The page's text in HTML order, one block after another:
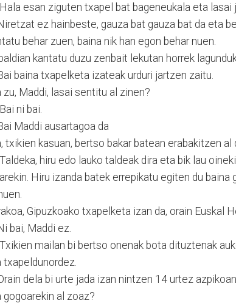
esan ziguten txapel bat bageneukala eta lasai
ez hainbeste, gauza bat gauza bat da eta
behar zuen, baina nik han egon behar nuen.
kantatu duzu zenbait lekutan horrek
baina txapelketa izateak urduri jartzen zaitu.
zu, Maddi, lasai sentitu al zinen?
ni bai.
Maddi ausartagoa da
txikien kasuan, bertso bakar batean erabakitzen al
hiru edo lauko taldeak dira eta bik lau
Hiru izanda batek errepikatu egiten du
Gipuzkoako txapelketa izan da, orain Euskal
bai, Maddi ez.
mailan bi bertso onenak bota dituztenak
txapeldunordez.
dela bi urte jada izan nintzen 14 urtez azpikoan.
gogoarekin al zoaz?